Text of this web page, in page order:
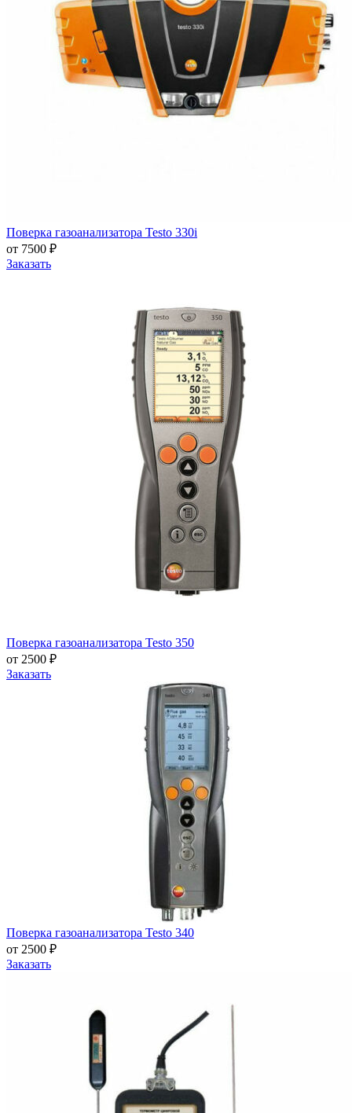
Поверка газоанализатора Testo 330i
от 7500 ₽
Заказать
Поверка газоанализатора Testo 350
от 2500 ₽
Заказать
Поверка газоанализатора Testo 340
от 2500 ₽
Заказать